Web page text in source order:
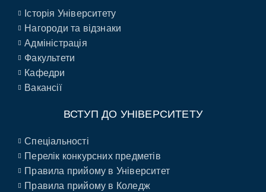
Історія Університету
Нагороди та відзнаки
Адміністрація
Факультети
Кафедри
Вакансії
ВСТУП ДО УНІВЕРСИТЕТУ
Спеціальності
Перелік конкурсних предметів
Правила прийому в Університет
Правила прийому в Коледж